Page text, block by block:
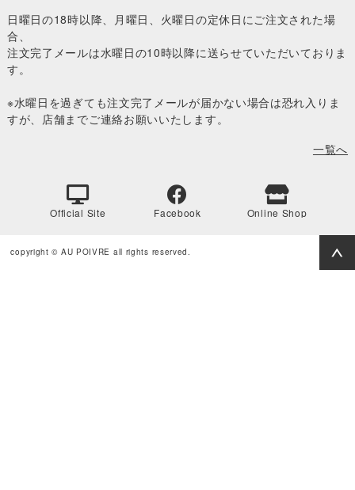
日曜日の18時以降、月曜日、火曜日の定休日にご注文された場
合、
注文完了メールは水曜日の10時以降に送らせていただいておりま
す。
※水曜日を過ぎても注文完了メールが届かない場合は恐れ入りま
すが、店舗までご連絡お願いいたします。
一覧へ
Official Site Facebook Online Shop
copyright © AU POIVRE all rights reserved.